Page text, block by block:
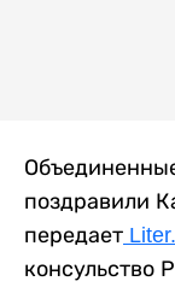
поздравили
передает
консульство